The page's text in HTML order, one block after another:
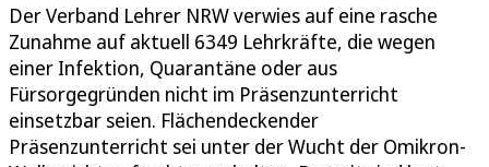
Der Verband Lehrer NRW verwies auf eine rasche
Zunahme auf aktuell 6349 Lehrkräfte, die wegen
einer Infektion, Quarantäne oder aus
Fürsorgegründen nicht im Präsenzunterricht
einsetzbar seien. Flächendeckender
Präsenzunterricht sei unter der Wucht der Omikron-